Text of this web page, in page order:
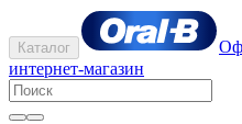
Каталог
интернет-магазин